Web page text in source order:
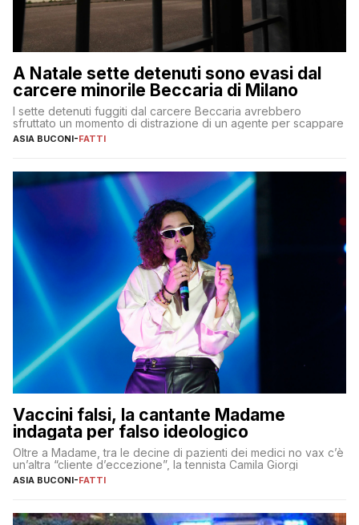
A Natale sette detenuti sono evasi dal
carcere minorile Beccaria di Milano
I sette detenuti fuggiti dal carcere Beccaria avrebbero
sfruttato un momento di distrazione di un agente per scappare
ASIA BUCONI-FATTI
Vaccini falsi, la cantante Madame
indagata per falso ideologico
Oltre a Madame, tra le decine di pazienti dei medici no vax c’è
un’altra “cliente d’eccezione”, la tennista Camila Giorgi
ASIA BUCONI-FATTI